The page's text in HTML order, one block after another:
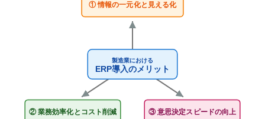
製造業における
ERP導入のメリット
① 情報の一元化と見える化
② 業務効率化とコスト削減 ③ 意思決定スピードの向上